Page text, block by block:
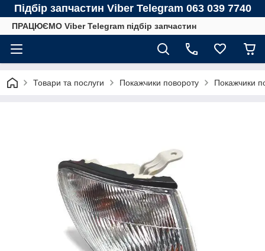
Підбір запчастин Viber Telegram 063 039 7740
ПРАЦЮЄМО Viber Telegram підбір запчастин
Товари та послуги Покажчики повороту Покажчики